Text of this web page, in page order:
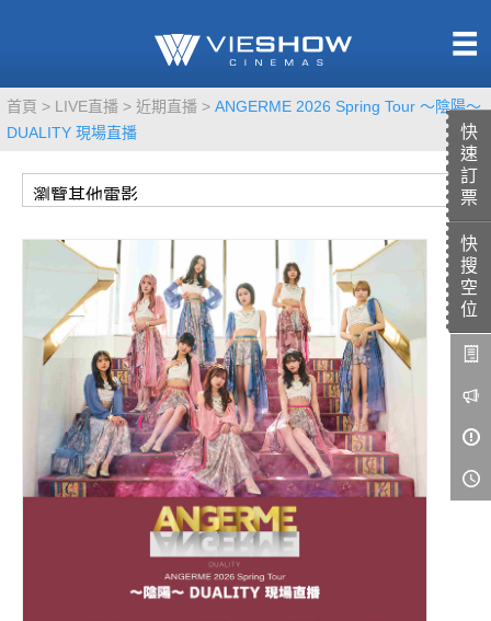
快
速
訂
票
快
搜
空
位
首頁 LIVE直播 近期直播
ANGERME 2026 Spring Tour 〜陰陽〜
DUALITY 現場直播
熱售中
TITAN SCREEN
MUCROWN
IMAX
4DX
VR 演唱會
GOLD CLASS
AD口述影像
LIVE演唱會
影城餐飲
UNICORN
影城活動